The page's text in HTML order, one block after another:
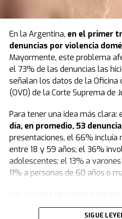
“Tú y yo para siempre”
La tatuadora escribió en
nació su hijo, que el niño había
le dio Dios”.
“Ahora somos tú y yo para
ahora acusada de haber
raticida.
Fuente: TN
de la mano a Victoria, lo único
de un auto”.
“Cuando siento ese reflejo,
chocar a una moto, perdió el
mí.Le pegó a 120 kilometros
sacó de la mano.Voló un
pegó contra otro auto. Mi
resto. Corrí para donde ella
muerta”, relató.
Diego fue a asistir de inmediato
casualmente pasaba por el
la atendió: “Estuvo
los médicos empezaron a
a la mente Tania y Agustina.
En ese instante, fue al auto y
En la Argentina, en el primer
denuncias porviolencia
Mayormente, este problema
el 73% de las denuncias las
señalan los datos de la Oficina
(OVD) de la Corte Suprema de
Para tener una idea más clara:
día, en promedio, 53
presentaciones, el 66% incluía
entre 18 y 59 años; el 36%
adolescentes; el 13% a
11% a personas de 60 años o
frecuentes entre las personas
SIGUE